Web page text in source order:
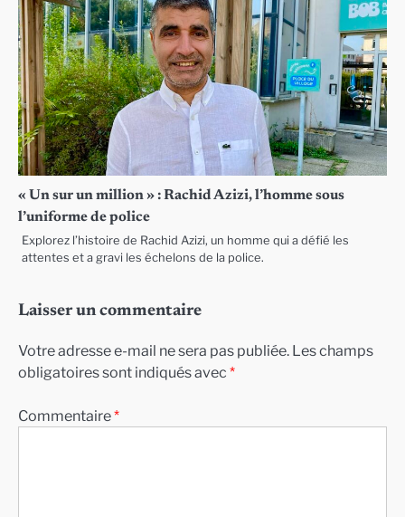
« Un sur un million » : Rachid Azizi, l’homme sous
l’uniforme de police
Explorez l’histoire de Rachid Azizi, un homme qui a défié les
attentes et a gravi les échelons de la police.
Laisser un commentaire
Votre adresse e-mail ne sera pas publiée. Les champs
obligatoires sont indiqués avec *
Commentaire*